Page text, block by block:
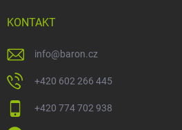
KONTAKT
info@baron.cz
+420 602 266 445
+420 774 702 938